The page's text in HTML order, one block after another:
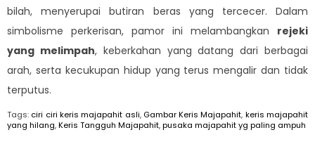
bilah, menyerupai butiran beras yang tercecer. Dalam
simbolisme perkerisan, pamor ini melambangkan rejeki
yang melimpah, keberkahan yang datang dari berbagai
arah, serta kecukupan hidup yang terus mengalir dan tidak
terputus.
Tags: ciri ciri keris majapahit asli, Gambar Keris Majapahit, keris majapahit
yang hilang,Keris Tangguh Majapahit,pusaka majapahit yg paling ampuh